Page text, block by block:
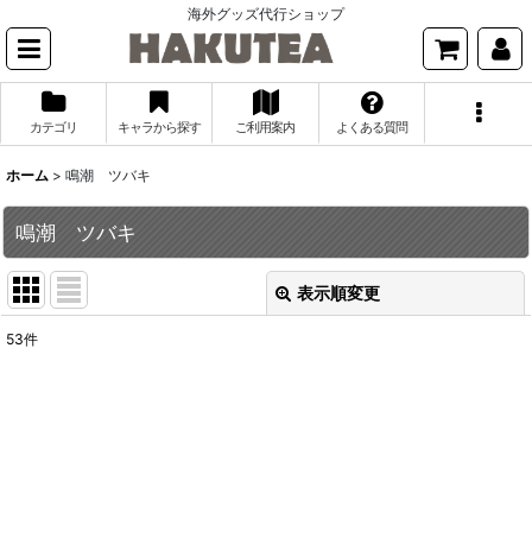
海外グッズ代行ショップ
カテゴリ キャラから探す ご利用案内 よくある質問
ホーム > 鳴潮 ツバキ
鳴潮 ツバキ
表示順変更
53件